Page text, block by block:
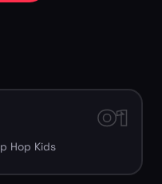
01
Hop Kids